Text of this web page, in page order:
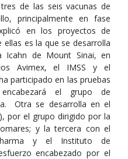
de las seis vacunas de
principalmente en fase
en los proyectos de
ellas es la que se desarrolla
Icahn de Mount Sinai, en
Avimex, el IMSS y el
participado en las pruebas
el grupo de
Otra se desarrolla en el
por el grupo dirigido por la
y la tercera con el
y el Instituto de
encabezado por el